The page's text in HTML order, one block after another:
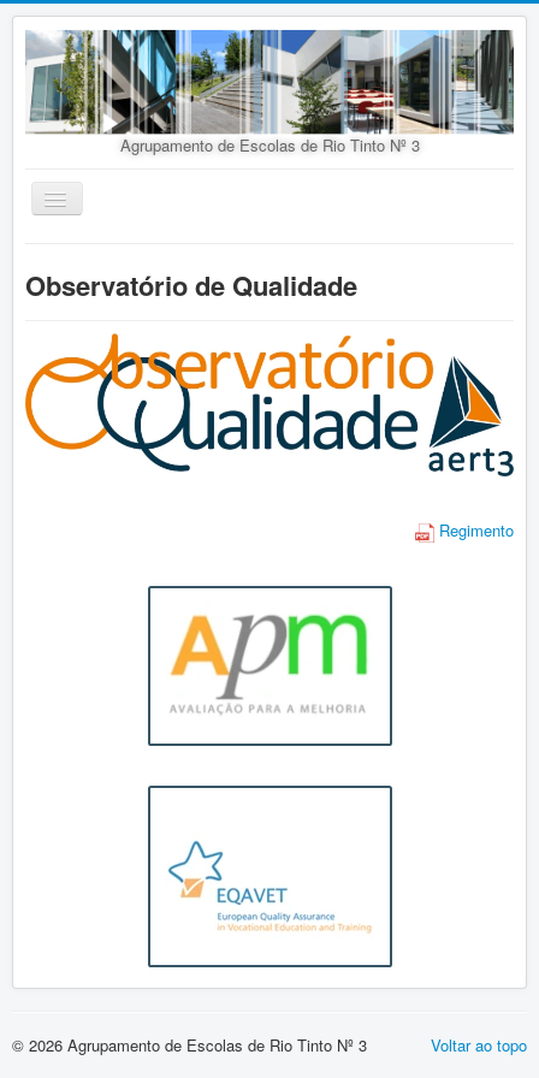
Agrupamento de Escolas de Rio Tinto Nº 3
Ativar/Desativar
navegação
Agrupamento
Organização
Doc. Orientadores
Oferta Educativa
Alunos
Contactos
Entrada
Concursos
Técnicos Especializados
Uncategorised
Observatório de Qualidade
Regimento
Voltar ao topo
© 2026 Agrupamento de Escolas de Rio Tinto Nº 3